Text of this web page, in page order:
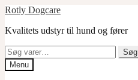
Spring
navigation
Spring
indhold
Rotly Dogcare
Kvalitets udstyr til hund og fører
Søg
efter:
Søg
Menu